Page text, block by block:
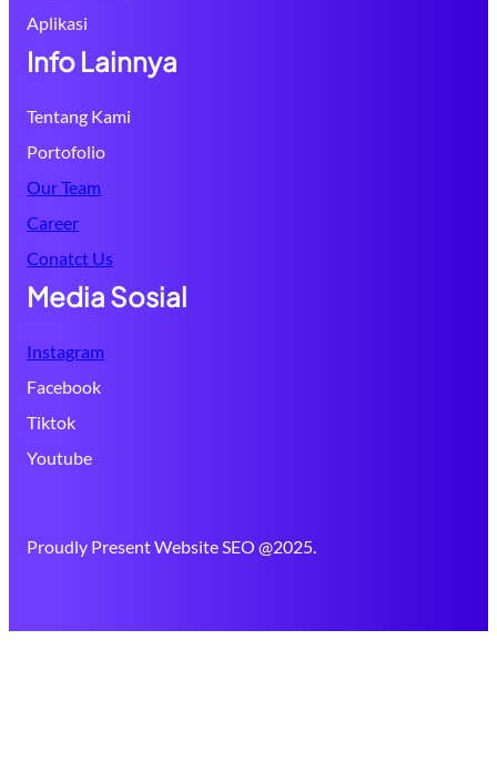
Aplikasi
Info Lainnya
Tentang Kami
Portofolio
Our Team
Career
Conatct Us
Media Sosial
Instagram
Facebook
Tiktok
Youtube
Proudly Present Website SEO @2025.